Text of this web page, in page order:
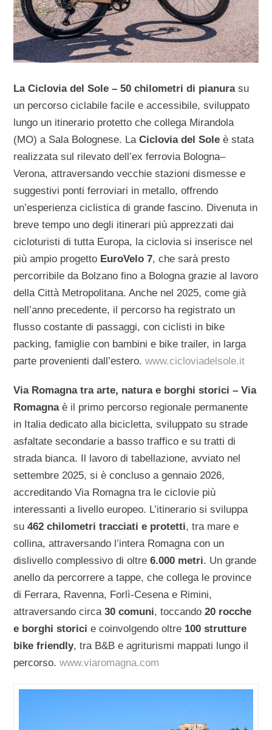
La Ciclovia del Sole – 50 chilometri di pianurasu
un percorso ciclabile facile e accessibile, sviluppato
lungo un itinerario protetto che collega Mirandola
(MO) a Sala Bolognese. LaCiclovia del Sole è stata
realizzata sul rilevato dell’ex ferrovia Bologna–
Verona, attraversando vecchie stazioni dismesse e
suggestivi ponti ferroviari in metallo, offrendo
un’esperienza ciclistica di grande fascino. Divenuta in
breve tempo uno degli itinerari più apprezzati dai
cicloturisti di tutta Europa, la ciclovia si inserisce nel
più ampio progetto EuroVelo 7, che sarà presto
percorribile da Bolzano fino a Bologna grazie al lavoro
della Città Metropolitana. Anche nel 2025, come già
nell’anno precedente, il percorso ha registrato un
flusso costante di passaggi, con ciclisti in bike
packing, famiglie con bambini e bike trailer, in larga
parte provenienti dall’estero.www.cicloviadelsole.it
Via Romagna tra arte, natura e borghi storici – Via
Romagnaè il primo percorso regionale permanente
in Italia dedicato alla bicicletta, sviluppato su strade
asfaltate secondarie a basso traffico e su tratti di
strada bianca. Il lavoro di tabellazione, avviato nel
settembre 2025, si è concluso a gennaio 2026,
accreditando Via Romagna tra le ciclovie più
interessanti a livello europeo. L’itinerario si sviluppa
su462 chilometri tracciati e protetti, tra mare e
collina, attraversando l’intera Romagna con un
dislivello complessivo di oltre6.000 metri. Un grande
anello da percorrere a tappe, che collega le province
di Ferrara, Ravenna, Forlì-Cesena e Rimini,
attraversando circa30 comuni, toccando20 rocche
e borghi storici e coinvolgendo oltre 100 strutture
bike friendly, tra B&B e agriturismi mappati lungo il
percorso.www.viaromagna.com